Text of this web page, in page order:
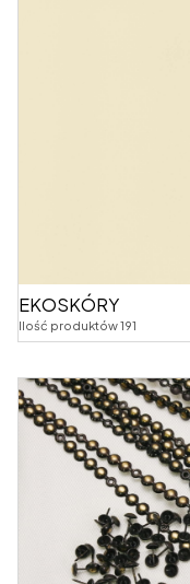
EKOSKÓRY
Ilość produktów 191